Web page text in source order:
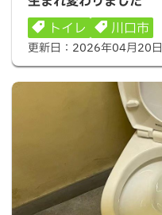
トイレ
川口市
更新日： 2026年04月20日